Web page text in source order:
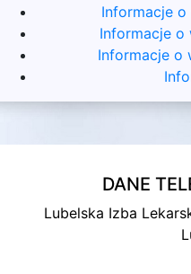
Informacje
Informacje o
Informacje o
DANE
Lubelska Izba